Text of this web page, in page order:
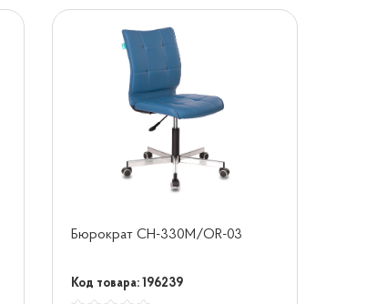
Бюрократ CH-330M/OR-03
Код товара: 196239